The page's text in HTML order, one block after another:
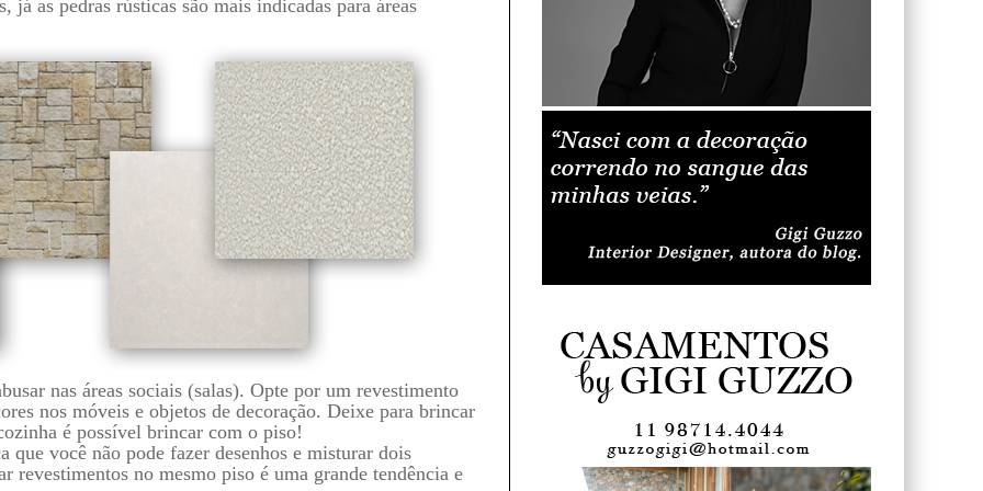
já as pedras rústicas são mais indicadas para áreas
nas áreas sociais (salas). Opte por um revestimento
nos móveis e objetos de decoração. Deixe para brincar
é possível brincar com o piso!
que você não pode fazer desenhos e misturar dois
revestimentos no mesmo piso é uma grande tendência e